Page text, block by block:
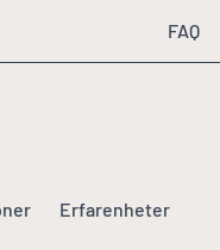
FAQ
Erfarenheter